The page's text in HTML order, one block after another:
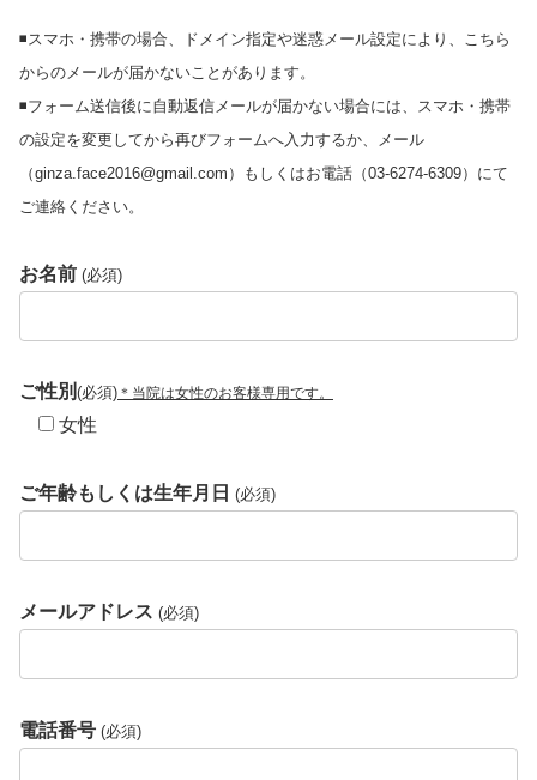
◾️スマホ・携帯の場合、ドメイン指定や迷惑メール設定により、こちら
からのメールが届かないことがあります。
◾️フォーム送信後に自動返信メールが届かない場合には、スマホ・携帯
の設定を変更してから再びフォームへ入力するか、メール
（ginza.face2016@gmail.com）もしくはお電話（03-6274-6309）にて
ご連絡ください。
お名前 (必須)
ご性別 (必須) ＊当院は女性のお客様専用です。
女性
ご年齢もしくは生年月日 (必須)
メールアドレス (必須)
電話番号 (必須)